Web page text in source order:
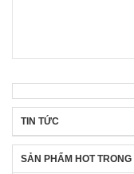
TIN TỨC
SẢN PHẨM HOT TRONG